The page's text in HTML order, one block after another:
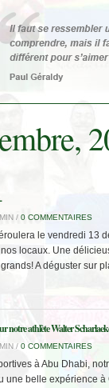
/ 0 COMMENTAIRES
le vendredi 13
locaux. Une
A déguster sur
notre athlète Walter
/ 0 COMMENTAIRES
à Abu Dhabi,
une belle expérience à